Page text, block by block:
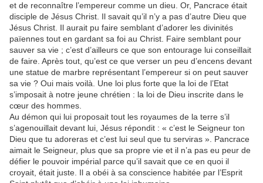
et de reconnaître l’empereur comme un dieu. Or, Pancrace était
disciple de Jésus Christ. Il savait qu’il n’y a pas d’autre Dieu que
Jésus Christ. Il aurait pu faire semblant d’adorer les divinités
païennes tout en gardant sa foi au Christ. Faire semblant pour
sauver sa vie ; c’est d’ailleurs ce que son entourage lui conseillait
de faire. Après tout, qu’est ce que verser un peu d’encens devant
une statue de marbre représentant l’empereur si on peut sauver
sa vie ? Oui mais voilà. Une loi plus forte que la loi de l’Etat
s’imposait à notre jeune chrétien : la loi de Dieu inscrite dans le
cœur des hommes.
Au démon qui lui proposait tout les royaumes de la terre s’il
s’agenouillait devant lui, Jésus répondit : « c’est le Seigneur ton
Dieu que tu adoreras et c’est lui seul que tu serviras ». Pancrace
aimait le Seigneur, plus que sa propre vie et il n’a pas eu peur de
défier le pouvoir impérial parce qu’il savait que ce en quoi il
croyait, était juste. Il a obéi à sa conscience habitée par l’Esprit